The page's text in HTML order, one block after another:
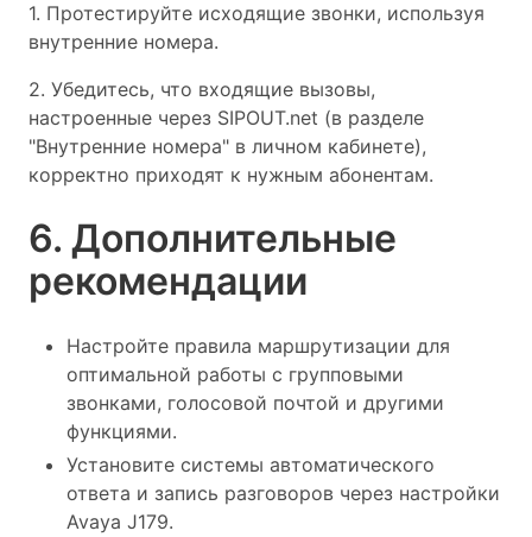
1. Протестируйте исходящие звонки, используя
внутренние номера.
2. Убедитесь, что входящие вызовы,
настроенные через SIPOUT.net (в разделе
"Внутренние номера" в личном кабинете),
корректно приходят к нужным абонентам.
6. Дополнительные
рекомендации
Настройте правила маршрутизации для
оптимальной работы с групповыми
звонками, голосовой почтой и другими
функциями.
Установите системы автоматического
ответа и запись разговоров через настройки
Avaya J179.